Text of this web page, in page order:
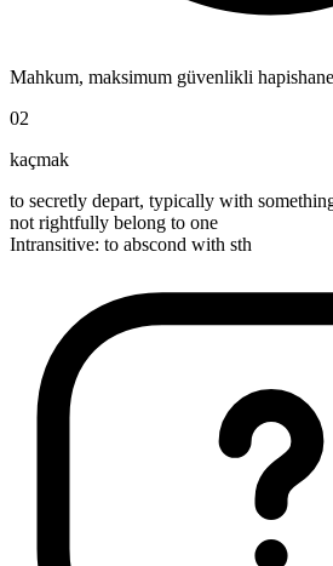
Mahkum, maksimum güvenlikli
02
kaçmak
to secretly depart, typically with
not rightfully belong to one
Intransitive: to abscond with sth